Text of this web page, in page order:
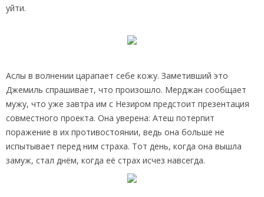
уйти.
Аслы в волнении царапает себе кожу. Заметивший это
Джемиль спрашивает, что произошло. Мерджан сообщает
мужу, что уже завтра им с Незиром предстоит презентация
совместного проекта. Она уверена: Атеш потерпит
поражение в их противостоянии, ведь она больше не
испытывает перед ним страха. Тот день, когда она вышла
замуж, стал днём, когда её страх исчез навсегда.